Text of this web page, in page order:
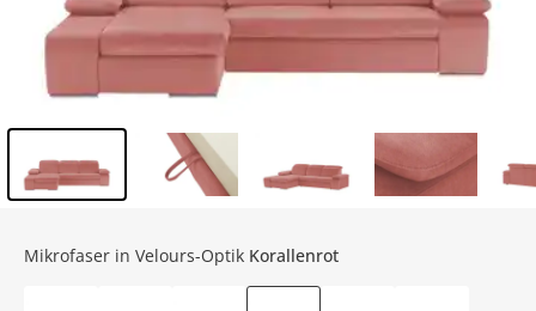
Mikrofaser in Velours-Optik Korallenrot